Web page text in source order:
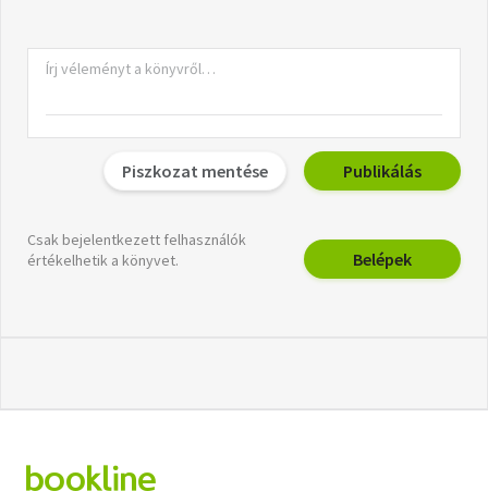
Piszkozat mentése Publikálás
Csak bejelentkezett felhasználók
értékelhetik a könyvet.
Belépek